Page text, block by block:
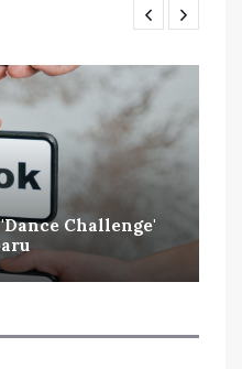
Challenge'